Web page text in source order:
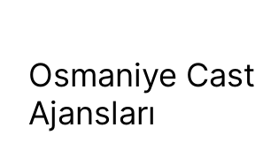
Osmaniye Cast
Ajansları